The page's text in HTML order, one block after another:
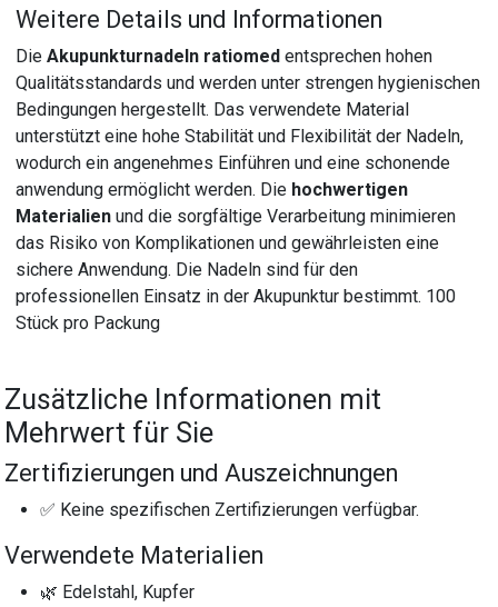
Weitere Details und Informationen
DieAkupunkturnadeln ratiomed entsprechen hohen
Qualitätsstandards und werden unter strengen hygienischen
Bedingungen hergestellt. Das verwendete Material
unterstützt eine hohe Stabilität und Flexibilität der Nadeln,
wodurch ein angenehmes Einführen und eine schonende
anwendung ermöglicht werden. Die hochwertigen
Materialien und die sorgfältige Verarbeitung minimieren
das Risiko von Komplikationen und gewährleisten eine
sichere Anwendung. Die Nadeln sind für den
professionellen Einsatz in der Akupunktur bestimmt. 100
Stück pro Packung
Zusätzliche Informationen mit
Mehrwert für Sie
Zertifizierungen und Auszeichnungen
✅ Keine spezifischen Zertifizierungen verfügbar.
Verwendete Materialien
🌿 Edelstahl, Kupfer